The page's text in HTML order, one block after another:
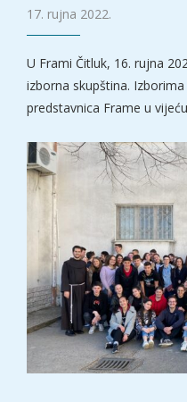
17. rujna 2022.
U Frami Čitluk, 16. rujna
izborna skupština.
predstavnica Frame u